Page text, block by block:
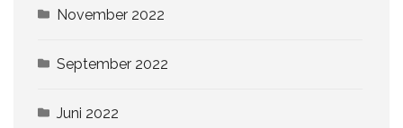
November 2022
September 2022
Juni 2022